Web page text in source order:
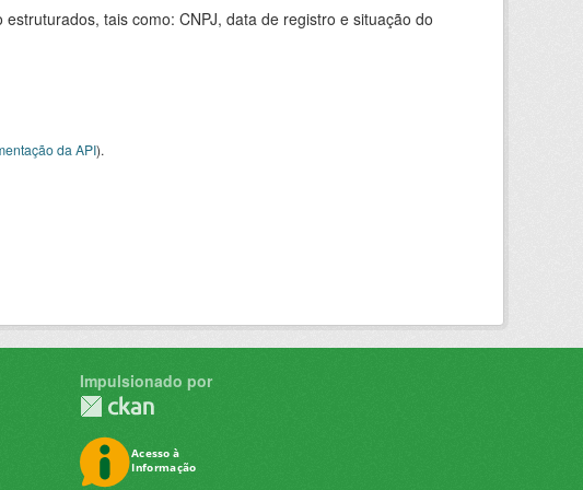
tais como: CNPJ, data de registro e situação do
da API).
Impulsionado por